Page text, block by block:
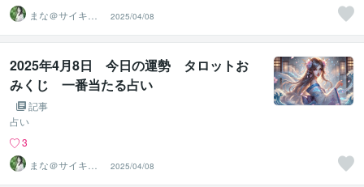
まな＠サイキッ
ク能力を覚醒さ
せる専門家
2025/04/08
2025年4月8日 今日の運勢 タロットお
みくじ 一番当たる占い
記事
占い
3
まな＠サイキッ
ク能力を覚醒さ
せる専門家
2025/04/08